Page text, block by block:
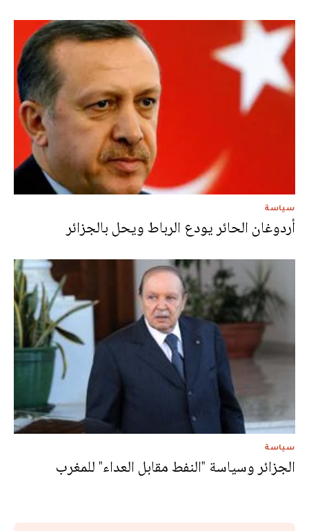
سياسة
أردوغان الحائر يودع الرباط ويحل بالجزائر
سياسة
الجزائر وسياسة "النفط مقابل العداء" للمغرب